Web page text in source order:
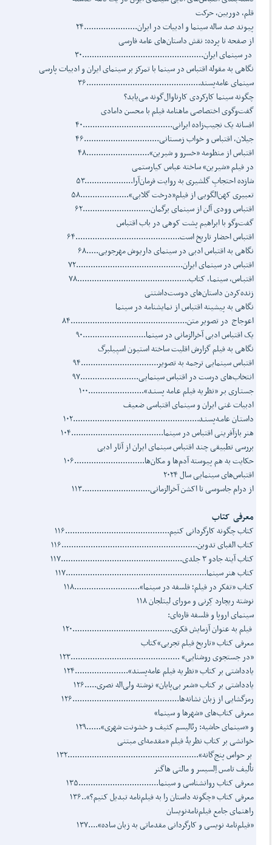
قلم، دوربین، حرکت
پیوند صد ساله سینما و ادبیات در ایران......................۲۴
از صفحه تا پرده: نقش داستان‌های عامه فارسی
در سینمای ایران..................................................۳۰
نگاهی به مقوله اقتباس در سینما با تمرکز بر سینمای ایران و ادبیات پارسی
سینمای عامه‌پسند...............................................۳۶
چگونه سینما کارکردی کارناوال‌گونه می‌یابد؟
گفت‌و‌‌گوی اختصاصی ماهنامه فیلم با محسن دامادی
افسانه یک نجیب‌زاده ایرانی.....................................۴۰
جیلان، اقتباس و خواب زمستانی...............................۴۶
اقتباس از منظومه «خسرو و شیرین»..........................۴۸
در فیلم «شیرین» ساخته عباس کیارستمی
شازده احتجابِ گلشیری به روایت فرمان‌آرا....................۵۳
تعبیری کهن‌الگویی از فیلم«درخت گلابی»....................۵۸
اقتباس وودی آلن از سینمای برگمان............................۶۲
گفت‌وگو با ابراهیم پشت کوهی در باب اقتباس
اقتباس احضار تاریخ است...........................................۶۴
نگاهی به اقتباس ادبی در سینمای داریوش مهرجویی.....۶۸
اقتباس در سینمای ایران............................................۷۲
اقتبـاس، سینمـا، کتاب..............................................۷۸
زنده‌کردن داستان‌های دوست‌داشتنی
نگاهی به پیشینه اقتباس از نمایشنامه در سینما
اعوجاج در تصویر متن................................................۸۴
یک اقتباس ادبی آخرالزمانی در سینما..........................۹۰
نگاهی به فیلم گزارش اقلیت ساخته استیون اسپیلبرگ
اقتباس سینمایی ترجمه به تصویر................................۹۴
انتخاب‌های درست در اقتباس سینمایی........................۹۷
جستـاری بـر «نظریه فیلم عـامه پسنـد».......................۱۰۰
ادبیات غنی ایران و سینمای اقتباسی ضعیف
داستـان عامـه‌پسنـد....................................................۱۰۲
هنر بازآفرینی اقتباس در سینما......................................۱۰۴
بررسی تطبیقی چند اقتباس سینمای ایران از آثار ادبی
حکایت به هم پیوسته آدم‌ها و مکان‌ها.............................۱۰۶
اقتباس‌های سینمایی سال ۲۰۲۴
از درام‌ جاسوسی تا اکشن آخرالزمانی............................۱۱۳
معرفی کتاب
کتاب چ‍گ‍ون‍ه‌ ک‍ارگ‍ردان‍ی‌ ک‍ن‍ی‍م...........................................۱۱۶
کتاب الفبای تدوین........................................................۱۱۶
کتاب آینه جادو ۳ جلدی..................................................۱۱۷
کتاب هنر سینما..........................................................۱۱۷
کتاب «تفکر در فیلم؛ فلسفه در سینما»...........................۱۱۸
نوشته ریچارد کِرنی و مورای لیتلجان ۱۱۸
سینمای اروپا و فلسفه قاره‌ای:
فیلم به عنوان آزمایش فکری.........................................۱۲۰
معرفی کتاب «تاریخ فیلم تجربی»کتاب
«در جستجوی روشنایی» .............................................۱۲۳
یادداشتی بر کتاب «نظریه فیلم عامه‌پسند»......................۱۲۴
یادداشتی بر کتاب «شعر بی‌پایان» نوشته ولی‌اله نصری.....۱۲۶
رمزگشایی از زبان نشانه‌ها............................................۱۲۶
معرفی کتاب‌های «شهرها و سینما»
و «سینمای حاشیه: رئالیسم کثیف و خشونت شهری»......۱۲۹
خوانشی بر کتاب نظریۀ فیلم «مقدمه‌ای مبتنی
بر حواس پنج‌گانه»......................................................۱۳۲
تألیف تامس اِلسیسر و مالتی هاگنر
معرفی کتاب روانشناسی و سینما.................................۱۳۵
معرفی کتاب «چگونه داستان را به فیلم‌نامه تبدیل کنیم؟»..۱۳۶
راهنمای جامع فیلم‌نامه‌نویسان
«فیلم‌نامه نویسی و کارگردانی مقدماتی به زبان ساده»....۱۳۷